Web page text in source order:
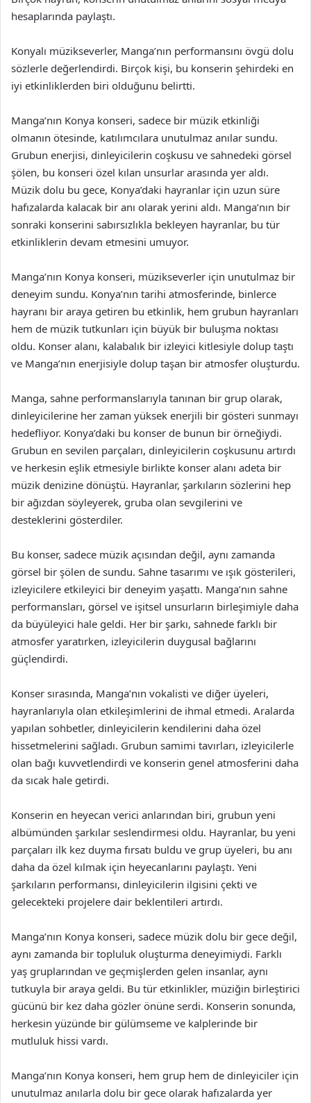
hesaplarında paylaştı.
Konyalı müzikseverler, Manga’nın performansını övgü dolu
sözlerle değerlendirdi. Birçok kişi, bu konserin şehirdeki en
iyi etkinliklerden biri olduğunu belirtti.
Manga’nın Konya konseri, sadece bir müzik etkinliği
olmanın ötesinde, katılımcılara unutulmaz anılar sundu.
Grubun enerjisi, dinleyicilerin coşkusu ve sahnedeki görsel
şölen, bu konseri özel kılan unsurlar arasında yer aldı.
Müzik dolu bu gece, Konya’daki hayranlar için uzun süre
hafızalarda kalacak bir anı olarak yerini aldı. Manga’nın bir
sonraki konserini sabırsızlıkla bekleyen hayranlar, bu tür
etkinliklerin devam etmesini umuyor.
Manga’nın Konya konseri, müzikseverler için unutulmaz bir
deneyim sundu. Konya’nın tarihi atmosferinde, binlerce
hayranı bir araya getiren bu etkinlik, hem grubun hayranları
hem de müzik tutkunları için büyük bir buluşma noktası
oldu. Konser alanı, kalabalık bir izleyici kitlesiyle dolup taştı
ve Manga’nın enerjisiyle dolup taşan bir atmosfer oluşturdu.
Manga, sahne performanslarıyla tanınan bir grup olarak,
dinleyicilerine her zaman yüksek enerjili bir gösteri sunmayı
hedefliyor. Konya’daki bu konser de bunun bir örneğiydi.
Grubun en sevilen parçaları, dinleyicilerin coşkusunu artırdı
ve herkesin eşlik etmesiyle birlikte konser alanı adeta bir
müzik denizine dönüştü. Hayranlar, şarkıların sözlerini hep
bir ağızdan söyleyerek, gruba olan sevgilerini ve
desteklerini gösterdiler.
Bu konser, sadece müzik açısından değil, aynı zamanda
görsel bir şölen de sundu. Sahne tasarımı ve ışık gösterileri,
izleyicilere etkileyici bir deneyim yaşattı. Manga’nın sahne
performansları, görsel ve işitsel unsurların birleşimiyle daha
da büyüleyici hale geldi. Her bir şarkı, sahnede farklı bir
atmosfer yaratırken, izleyicilerin duygusal bağlarını
güçlendirdi.
Konser sırasında, Manga’nın vokalisti ve diğer üyeleri,
hayranlarıyla olan etkileşimlerini de ihmal etmedi. Aralarda
yapılan sohbetler, dinleyicilerin kendilerini daha özel
hissetmelerini sağladı. Grubun samimi tavırları, izleyicilerle
olan bağı kuvvetlendirdi ve konserin genel atmosferini daha
da sıcak hale getirdi.
Konserin en heyecan verici anlarından biri, grubun yeni
albümünden şarkılar seslendirmesi oldu. Hayranlar, bu yeni
parçaları ilk kez duyma fırsatı buldu ve grup üyeleri, bu anı
daha da özel kılmak için heyecanlarını paylaştı. Yeni
şarkıların performansı, dinleyicilerin ilgisini çekti ve
gelecekteki projelere dair beklentileri artırdı.
Manga’nın Konya konseri, sadece müzik dolu bir gece değil,
aynı zamanda bir topluluk oluşturma deneyimiydi. Farklı
yaş gruplarından ve geçmişlerden gelen insanlar, aynı
tutkuyla bir araya geldi. Bu tür etkinlikler, müziğin birleştirici
gücünü bir kez daha gözler önüne serdi. Konserin sonunda,
herkesin yüzünde bir gülümseme ve kalplerinde bir
mutluluk hissi vardı.
Manga’nın Konya konseri, hem grup hem de dinleyiciler için
unutulmaz anılarla dolu bir gece olarak hafızalarda yer